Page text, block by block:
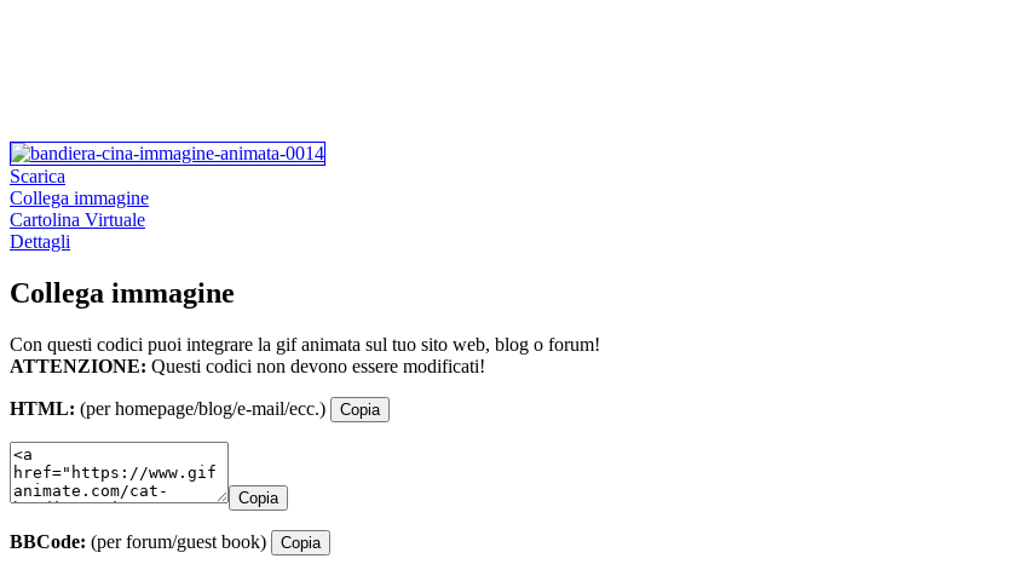
Scarica
Collega immagine
Cartolina Virtuale
Dettagli
Collega immagine
Con questi codici puoi integrare la gif animata sul tuo sito web, blog o forum!
ATTENZIONE: Questi codici non devono essere modificati!
HTML: (per homepage/blog/e-mail/ecc.) Copia
Copia
BBCode: (per forum/guest book) Copia